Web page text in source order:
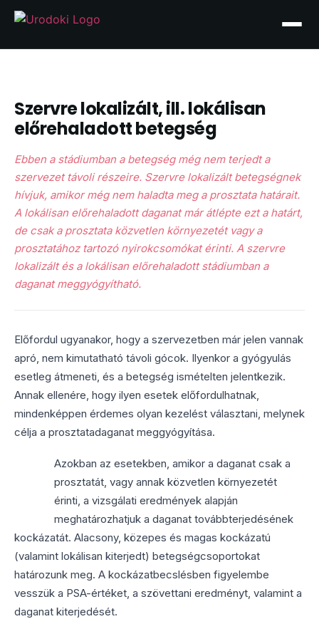
Szervre lokalizált, ill. lokálisan
előrehaladott betegség
Ebben a stádiumban a betegség még nem terjedt a
szervezet távoli részeire. Szervre lokalizált betegségnek
hívjuk, amikor még nem haladta meg a prosztata határait.
A lokálisan előrehaladott daganat már átlépte ezt a határt,
de csak a prosztata közvetlen környezetét vagy a
prosztatához tartozó nyirokcsomókat érinti. A szervre
lokalizált és a lokálisan előrehaladott stádiumban a
daganat meggyógyítható.
Előfordul ugyanakor, hogy a szervezetben már jelen vannak
apró, nem kimutatható távoli gócok. Ilyenkor a gyógyulás
esetleg átmeneti, és a betegség ismételten jelentkezik.
Annak ellenére, hogy ilyen esetek előfordulhatnak,
mindenképpen érdemes olyan kezelést választani, melynek
célja a prosztatadaganat meggyógyítása.
Azokban az esetekben, amikor a daganat csak a
prosztatát, vagy annak közvetlen környezetét
érinti, a vizsgálati eredmények alapján
meghatározhatjuk a daganat továbbterjedésének
kockázatát. Alacsony, közepes és magas kockázatú
(valamint lokálisan kiterjedt) betegségcsoportokat
határozunk meg. A kockázatbecslésben figyelembe
vesszük a PSA-értéket, a szövettani eredményt, valamint a
daganat kiterjedését.